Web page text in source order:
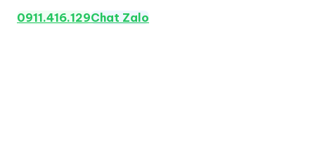
0911.416.129Chat Zalo